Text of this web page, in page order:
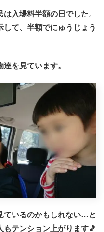
入場料半額の日でした。
て、半額でにゅうじょう
を見ています。
ているのかもしれない…と
テンション上がります🎵